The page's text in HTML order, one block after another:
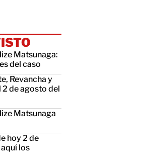
Matsunaga:
del caso
Revancha y
de agosto del
Matsunaga
hoy 2 de
los